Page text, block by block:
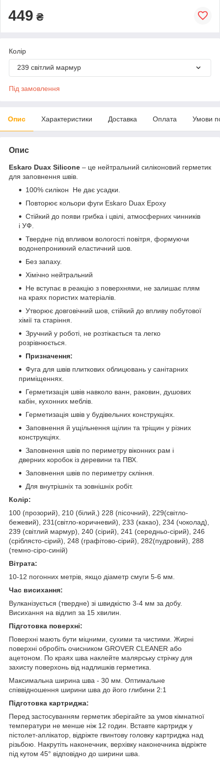
449 ₴
Колір
239 світлий мармур
Під замовлення
Опис Характеристики Доставка Оплата Умови
Опис
Eskaro Duax Silicone – це нейтральний силіконовий герметик
для заповнення швів.
100% силікон Не дає усадки.
Повторює кольори фуги Eskaro Duax Epoxy
Стійкий до появи грибка і цвілі, атмосферних чинників
і УФ.
Твердне під впливом вологості повітря, формуючи
водонепроникний еластичний шов.
Без запаху.
Хімічно нейтральний
Не вступає в реакцію з поверхнями, не залишає плям
на краях пористих матеріалів.
Утворює довговічний шов, стійкий до впливу побутової
хімії та старіння.
Зручний у роботі, не розтікається та легко
розрівнюється.
Призначення:
Фуга для швів плиткових облицювань у санітарних
приміщеннях.
Герметизація швів навколо ванн, раковин, душових
кабін, кухонних меблів.
Герметизація швів у будівельних конструкціях.
Заповнення й ущільнення щілин та тріщин у різних
конструкціях.
Заповнення швів по периметру віконних рам і
дверних коробок із деревини та ПВХ.
Заповнення швів по периметру cкління.
Для внутрішніх та зовнішніх робіт.
Колір:
100 (прозорий), 210 (білий,) 228 (пісочний), 229(свiтло-
бежевий), 231(свiтло-коричневий), 233 (какао), 234 (чоколад),
239 (свiтлий мармур), 240 (сірий), 241 (середньо-сiрий), 246
(сріблясто-сірий), 248 (графітово-сірий), 282(пудровий), 288
(темно-сіро-синій)
Вітрата:
10-12 погонних метрів, якщо діаметр смуги 5-6 мм.
Час висихання:
Вулканізується (твердне) зі швидкістю 3-4 мм за добу.
Висихання на відлип за 15 хвилин.
Підготовка поверхні:
Поверхні мають бути міцними, сухими та чистими. Жирні
поверхні обробіть очисником GROVER CLEANER або
ацетоном. По краях шва наклейте малярську стрічку для
захисту поверхонь від надлишків герметика.
Максимальна ширина шва - 30 мм. Оптимальне
співвідношення ширини шва до його глибини 2:1
Підготовка картриджа:
Перед застосуванням герметик зберігайте за умов кімнатної
температури не менше ніж 12 годин. Вставте картридж у
пістолет-аплікатор, відріжте гвинтову головку картриджа над
різьбою. Накрутіть наконечник, верхівку наконечника відріжте
під кутом 45° відповідно до ширини шва.